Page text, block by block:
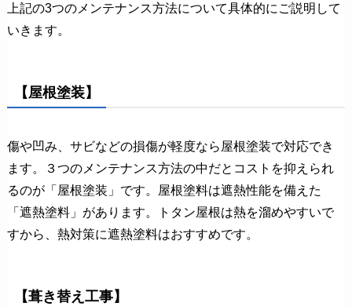
上記の3つのメンテナンス方法について具体的にご説明して
いきます。
【屋根塗装】
傷や凹み、サビなどの損傷が軽度なら屋根塗装で対応でき
ます。３つのメンテナンス方法の中だとコストを抑えられ
るのが「屋根塗装」です。屋根塗料は遮熱性能を備えた
「遮熱塗料」があります。トタン屋根は熱を溜めやすいで
すから、熱対策に遮熱塗料はおすすめです。
【葺き替え工事】